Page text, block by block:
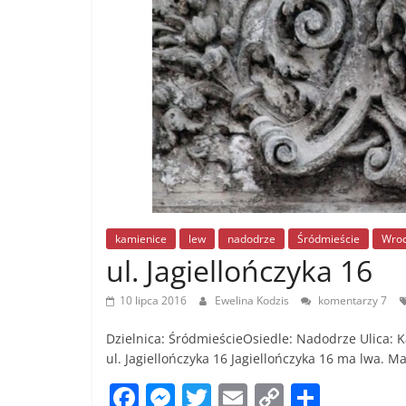
kamienice lew nadodrze Śródmieście
ul. Jagiellończyka 16
10 lipca 2016 Ewelina Kodzis komentarzy 7
Dzielnica: ŚródmieścieOsiedle: Nadodrze Ulica:
ul. Jagiellończyka 16 Jagiellończyka 16 ma lwa.
F M T E C